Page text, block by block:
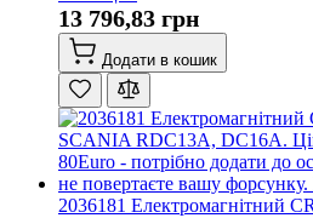
13 796,83 грн
Додати в кошик
2036181 Електромагнітний